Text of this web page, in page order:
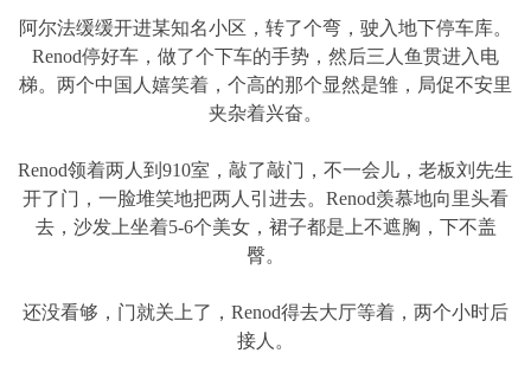
阿尔法缓缓开进某知名小区，转了个弯，驶入地下停车库。
Renod停好车，做了个下车的手势，然后三人鱼贯进入电
梯。两个中国人嬉笑着，个高的那个显然是雏，局促不安里
夹杂着兴奋。
Renod领着两人到910室，敲了敲门，不一会儿，老板刘先生
开了门，一脸堆笑地把两人引进去。Renod羡慕地向里头看
去，沙发上坐着5-6个美女，裙子都是上不遮胸，下不盖
臀。
还没看够，门就关上了，Renod得去大厅等着，两个小时后
接人。